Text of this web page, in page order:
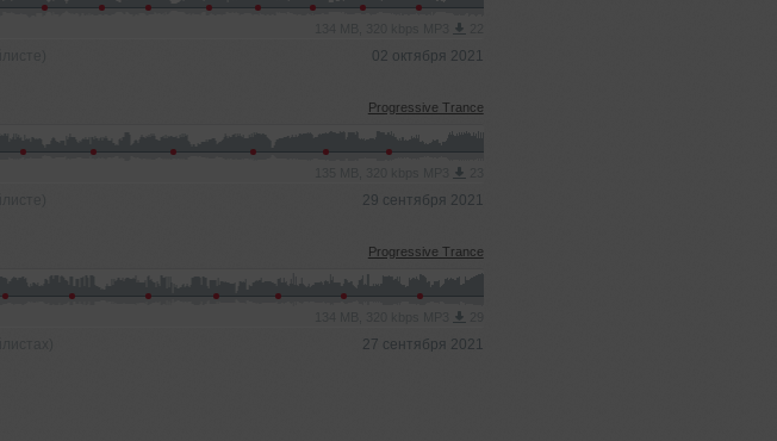
02 октября 2021
Progressive Trance
29 сентября 2021
Progressive Trance
27 сентября 2021